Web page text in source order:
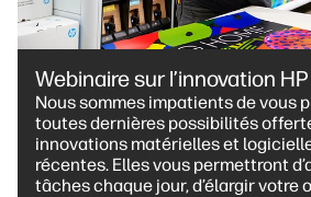
Webinaire sur l’innovation
Nous sommes impatients de vous
toutes dernières possibilités
innovations matérielles et
récentes. Elles vous permettront
tâches chaque jour, d’élargir votre